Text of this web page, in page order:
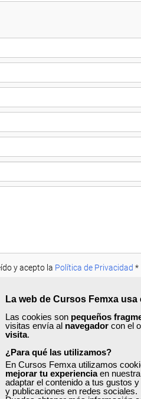
La web de Cursos Femxa
Las cookies son pequeños
visitas envía al navegador con el
visita.
¿Para qué las utilizamos?
En Cursos Femxa utilizamos
mejorar tu experienciaen
adaptar el contenido a tus gustos
y publicaciones en redes sociales.
y acepto la Política de Privacidad *
PRECIOS OPINIONES